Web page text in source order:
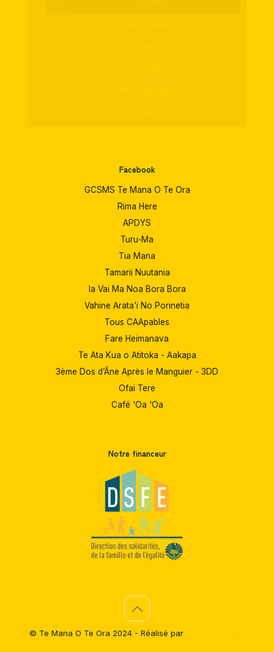
Facebook
GCSMS Te Mana O Te Ora
Rima Here
APDYS
Turu‑Ma
Tia Mana
Tamarii Nuutania
Ia Vai Ma Noa Bora Bora
Vahine Arata'i No Porinetia
Tous CAApables
Fare Heimanava
Te Ata Kua o Atitoka - Aakapa
3ème Dos d’Âne Après le Manguier - 3DD
Ofai Tere
Café 'Oa 'Oa
Notre financeur
© Te Mana O Te Ora 2024 - Réalisé par